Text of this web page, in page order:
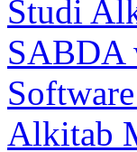
Studi
SABDA
Alkitab